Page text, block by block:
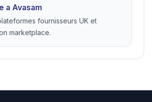
a Avasam
fournisseurs UK et
marketplace.